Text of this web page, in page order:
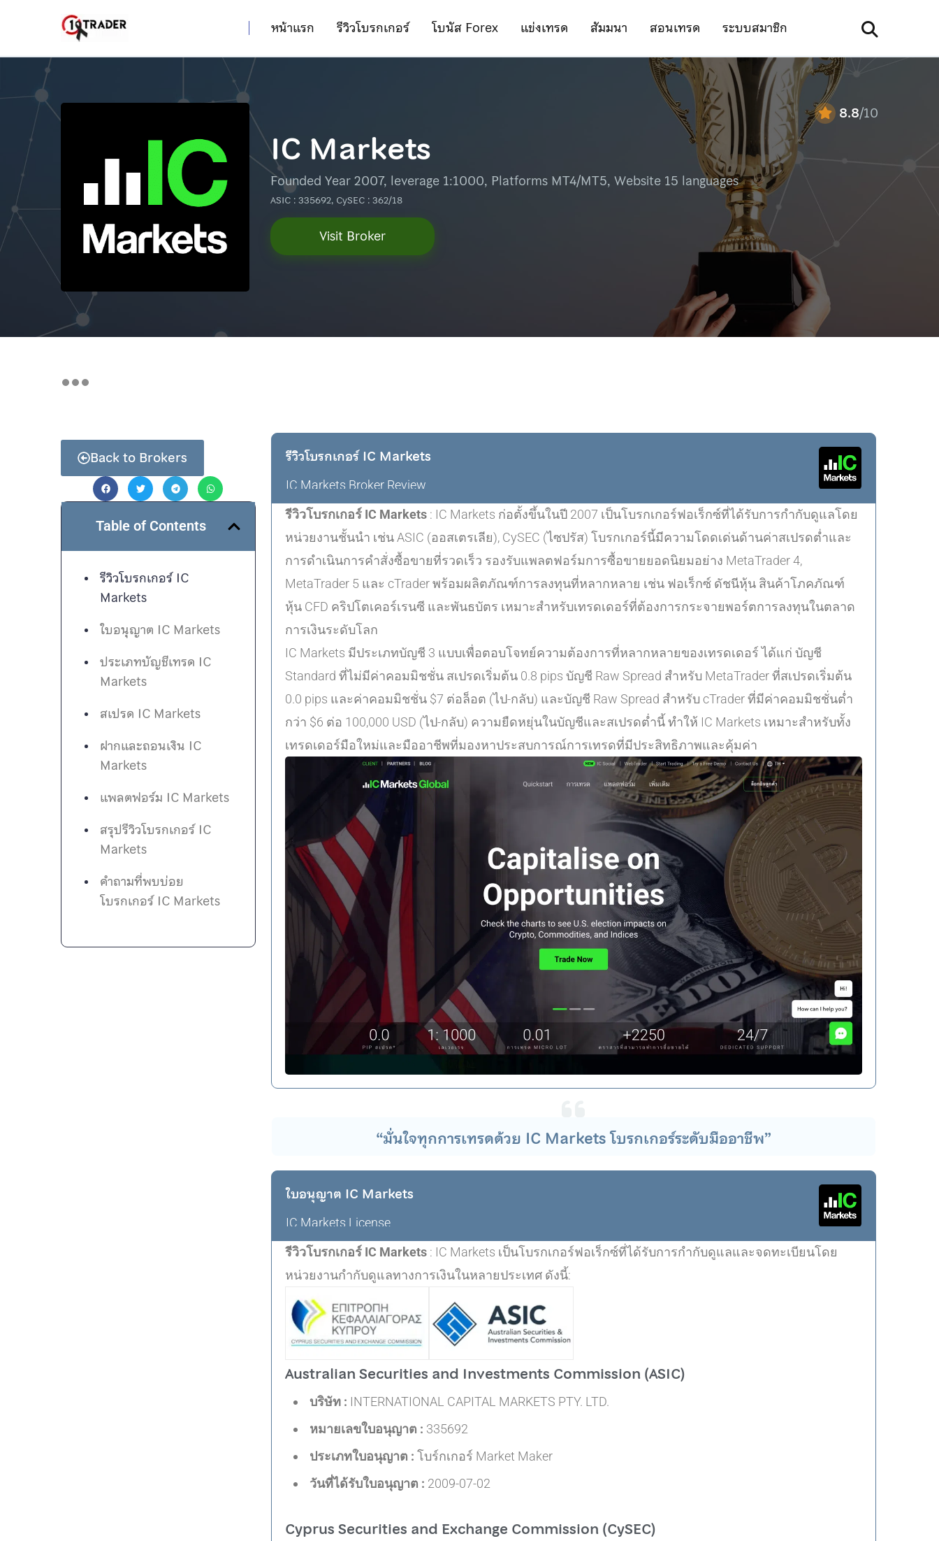
หน้าแรก รีวิวโบรกเกอร์ โบนัส Forex แข่งเทรด สัมมนา สอนเทรด ระบบสมาชิก
8.8/10
IC Markets
Founded Year 2007, leverage 1:1000, Platforms MT4/MT5, Website 15 languages
ASIC : 335692, CySEC : 362/18
Visit Broker
Back to Brokers
Table of Contents
รีวิวโบรกเกอร์ IC
Markets
ใบอนุญาต IC Markets
ประเภทบัญชีเทรด IC
Markets
สเปรด IC Markets
ฝากและถอนเงิน IC
Markets
แพลตฟอร์ม IC Markets
สรุปรีวิวโบรกเกอร์ IC
Markets
คำถามที่พบบ่อย
โบรกเกอร์ IC Markets
รีวิวโบรกเกอร์ IC Markets
IC Markets Broker Review
รีวิวโบรกเกอร์ IC Markets: IC Markets ก่อตั้งขึ้นในปี 2007 เป็นโบรกเกอร์ฟอเร็กซ์ที่ได้รับการกำกับดูแลโดย
หน่วยงานชั้นนำ เช่น ASIC (ออสเตรเลีย), CySEC (ไซปรัส) โบรกเกอร์นี้มีความโดดเด่นด้านค่าสเปรดต่ำและ
การดำเนินการคำสั่งซื้อขายที่รวดเร็ว รองรับแพลตฟอร์มการซื้อขายยอดนิยมอย่าง MetaTrader 4,
MetaTrader 5 และ cTrader พร้อมผลิตภัณฑ์การลงทุนที่หลากหลาย เช่น ฟอเร็กซ์ ดัชนีหุ้น สินค้าโภคภัณฑ์
หุ้น CFD คริปโตเคอร์เรนซี และพันธบัตร เหมาะสำหรับเทรดเดอร์ที่ต้องการกระจายพอร์ตการลงทุนในตลาด
การเงินระดับโลก
IC Markets มีประเภทบัญชี 3 แบบเพื่อตอบโจทย์ความต้องการที่หลากหลายของเทรดเดอร์ ได้แก่ บัญชี
Standard ที่ไม่มีค่าคอมมิชชั่น สเปรดเริ่มต้น 0.8 pips บัญชี Raw Spread สำหรับ MetaTrader ที่สเปรดเริ่มต้น
0.0 pips และค่าคอมมิชชั่น $7 ต่อล็อต (ไป-กลับ) และบัญชี Raw Spread สำหรับ cTrader ที่มีค่าคอมมิชชั่นต่ำ
กว่า $6 ต่อ 100,000 USD (ไป-กลับ) ความยืดหยุ่นในบัญชีและสเปรดต่ำนี้ ทำให้ IC Markets เหมาะสำหรับทั้ง
เทรดเดอร์มือใหม่และมืออาชีพที่มองหาประสบการณ์การเทรดที่มีประสิทธิภาพและคุ้มค่า
“มั่นใจทุกการเทรดด้วย IC Markets โบรกเกอร์ระดับมืออาชีพ”
ใบอนุญาต IC Markets
IC Markets License
รีวิวโบรกเกอร์ IC Markets: IC Markets เป็นโบรกเกอร์ฟอเร็กซ์ที่ได้รับการกำกับดูแลและจดทะเบียนโดย
หน่วยงานกำกับดูแลทางการเงินในหลายประเทศ ดังนี้:
Australian Securities and Investments Commission (ASIC)
บริษัท : INTERNATIONAL CAPITAL MARKETS PTY. LTD.
หมายเลขใบอนุญาต : 335692
ประเภทใบอนุญาต : โบร์กเกอร์ Market Maker
วันที่ได้รับใบอนุญาต : 2009-07-02
Cyprus Securities and Exchange Commission (CySEC)